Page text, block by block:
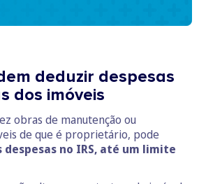
deduzir despesas
dos imóveis
obras de manutenção ou
de que é proprietário, pode
despesas no IRS, até um limite